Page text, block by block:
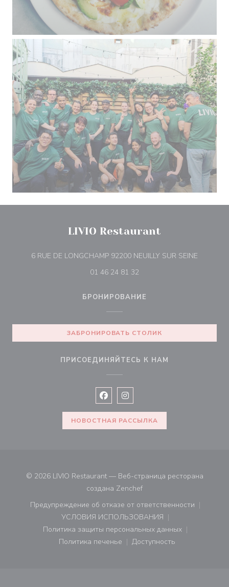
LIVIO Restaurant
6 RUE DE LONGCHAMP 92200 NEUILLY SUR SEINE
01 46 24 81 32
БРОНИРОВАНИЕ
ЗАБРОНИРОВАТЬ СТОЛИК
ПРИСОЕДИНЯЙТЕСЬ К НАМ
Facebook ((открывается в новом
Instagram ((открывается в
НОВОСТНАЯ РАССЫЛКА
© 2026 LIVIO Restaurant — Веб-страница ресторана
создана Zenchef((открывается в новом
Предупреждение об отказе от ответственности
((открывается в новом окне))
УСЛОВИЯ ИСПОЛЬЗОВАНИЯ
((открывается в новом окне))
Политика защиты персональных данных
((открывается в новом окне))
Политика печенье
((открывается в новом окне))
Доступность
((открывается в